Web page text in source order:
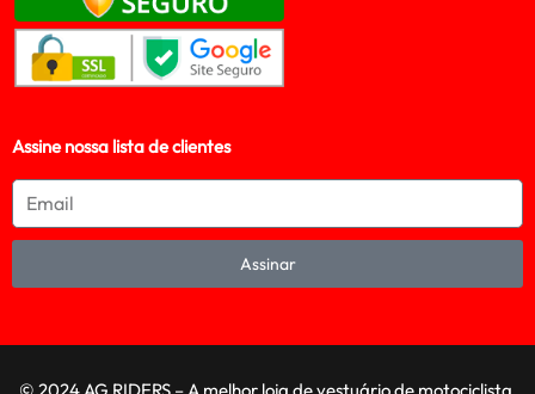
Assine nossa lista de clientes
Assinar